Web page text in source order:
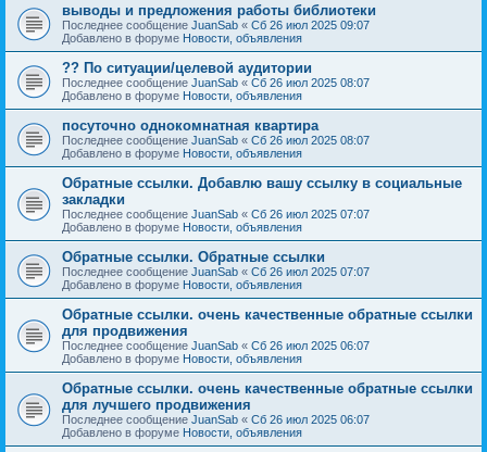
выводы и предложения работы библиотеки
Последнее сообщение JuanSab « Сб 26 июл 2025 09:07
Добавлено в форуме Новости, объявления
?? По ситуации/целевой аудитории
Последнее сообщение JuanSab « Сб 26 июл 2025 08:07
Добавлено в форуме Новости, объявления
посуточно однокомнатная квартира
Последнее сообщение JuanSab « Сб 26 июл 2025 08:07
Добавлено в форуме Новости, объявления
Обратные ссылки. Добавлю вашу ссылку в социальные
закладки
Последнее сообщение JuanSab « Сб 26 июл 2025 07:07
Добавлено в форуме Новости, объявления
Обратные ссылки. Обратные ссылки
Последнее сообщение JuanSab « Сб 26 июл 2025 07:07
Добавлено в форуме Новости, объявления
Обратные ссылки. очень качественные обратные ссылки
для продвижения
Последнее сообщение JuanSab « Сб 26 июл 2025 06:07
Добавлено в форуме Новости, объявления
Обратные ссылки. очень качественные обратные ссылки
для лучшего продвижения
Последнее сообщение JuanSab « Сб 26 июл 2025 06:07
Добавлено в форуме Новости, объявления